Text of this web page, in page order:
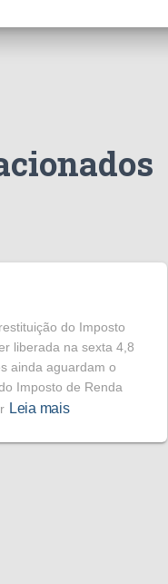
do Imposto
liberada na sexta 4,8
ainda aguardam o
Imposto de Renda
Leia mais